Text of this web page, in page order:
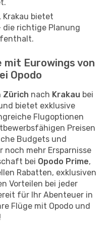
Krakau bietet
die richtige Planung
mit Eurowings von
Opodo
Zürich nach Krakau bei
bietet exklusive
Flugoptionen
Preisen
Budgets und
noch mehr Ersparnisse
bei Opodo Prime,
Rabatten, exklusiven
Vorteilen bei jeder
für Ihr Abenteuer in
Flüge mit Opodo und